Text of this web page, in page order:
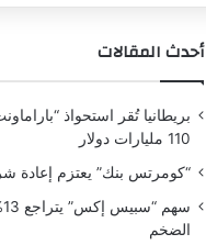
أحدث المقالات
بريطانيا تُقر استحواذ
110 مليارات دولار
“كومرتس بنك” يعتزم إعادة شراء أسهم
الضخم